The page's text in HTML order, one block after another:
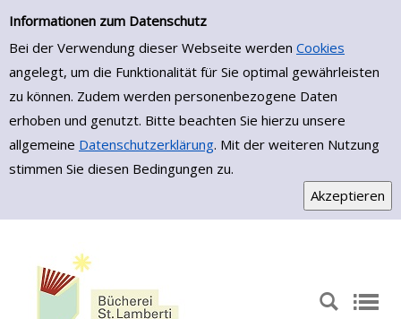
Einfache Suche
Informationen zum Datenschutz
Bei der Verwendung dieser Webseite werden Cookies
angelegt, um die Funktionalität für Sie optimal gewährleisten
zu können. Zudem werden personenbezogene Daten
erhoben und genutzt. Bitte beachten Sie hierzu unsere
allgemeine Datenschutzerklärung. Mit der weiteren Nutzung
stimmen Sie diesen Bedingungen zu.
Zur Detailanzeige springen